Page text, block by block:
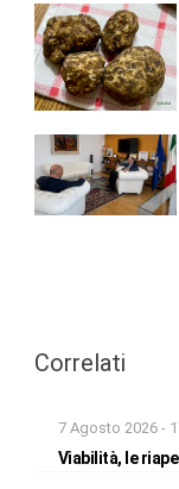
Correlati
7 Agosto 2026 -
Viabilità, le